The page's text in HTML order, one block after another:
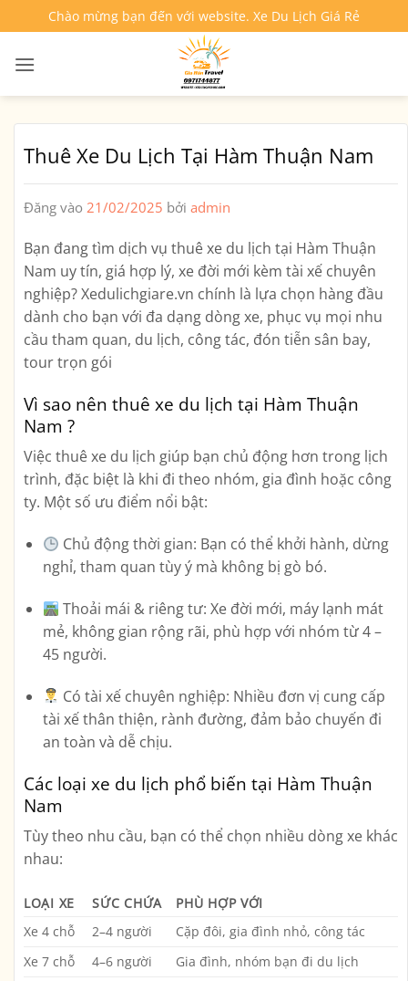
qua
nội
Chào mừng bạn đến với website. Xe Du Lịch Giá Rẻ
Thuê Xe Du Lịch Tại Hàm Thuận Nam
Đăng vào 21/02/2025 bởi admin
Bạn đang tìm dịch vụ thuê xe du lịch tại Hàm Thuận
Nam uy tín, giá hợp lý, xe đời mới kèm tài xế chuyên
nghiệp?Xedulichgiare.vn chính là lựa chọn hàng đầu
dành cho bạn với đa dạng dòng xe, phục vụ mọi nhu
cầu tham quan, du lịch, công tác, đón tiễn sân bay,
tour trọn gói
Vì sao nên thuê xe du lịch tại Hàm Thuận
Nam ?
Việc thuê xe du lịch giúp bạn chủ động hơn trong lịch
trình, đặc biệt là khi đi theo nhóm, gia đình hoặc công
ty. Một số ưu điểm nổi bật:
Chủ động thời gian: Bạn có thể khởi hành, dừng
nghỉ, tham quan tùy ý mà không bị gò bó.
Thoải mái & riêng tư: Xe đời mới, máy lạnh mát
mẻ, không gian rộng rãi, phù hợp với nhóm từ 4 –
45 người.
Có tài xế chuyên nghiệp: Nhiều đơn vị cung cấp
tài xế thân thiện, rành đường, đảm bảo chuyến đi
an toàn và dễ chịu.
Các loại xe du lịch phổ biến tại Hàm Thuận
Nam
Tùy theo nhu cầu, bạn có thể chọn nhiều dòng xe khác
nhau:
LOẠI XE SỨC CHỨA
PHÙ HỢP VỚI
Xe 4 chỗ
2–4 người
Cặp đôi, gia đình nhỏ, công tác
Xe 7 chỗ
4–6 người
Gia đình, nhóm bạn đi du lịch